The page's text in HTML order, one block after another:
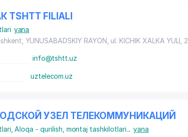
TSHTT FILIALI
yana
YUNUSABADSKIY RAYON , ul. KICHIK XALKA YULI, 2
info@tshtt.uz
uztelecom.uz
УЗЕЛ ТЕЛЕКОММУНИКАЦИЙ
,Aloqa - qurilish, montaj tashkilotlari... yana